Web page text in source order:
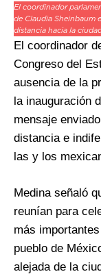
El coordinador
de Claudia Sheinbaum
distancia hacia la
El coordinador
Congreso del
ausencia de la
la inauguración
mensaje
distancia e
las y los
Medina señaló
reunían para
más
pueblo de
alejada de la